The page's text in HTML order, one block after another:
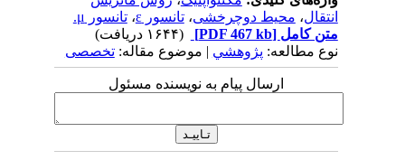
انتقال،محیط دوچرخشی،تانسور ε ،تانسور μ.
متن کامل[PDF 467 kb]
نوع مطالعه:پژوهشي| موضوع مقاله:تخصصی
ارسال پیام به نویسنده مسئول